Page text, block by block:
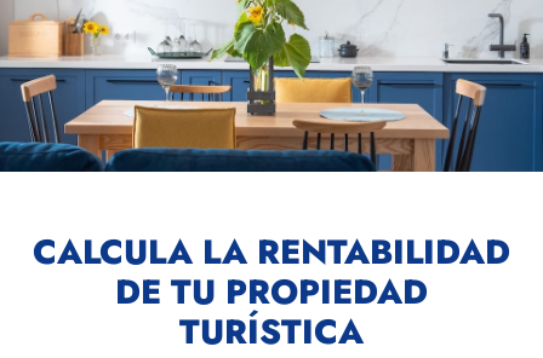
CALCULA LA RENTABILIDAD
DE TU PROPIEDAD
TURÍSTICA